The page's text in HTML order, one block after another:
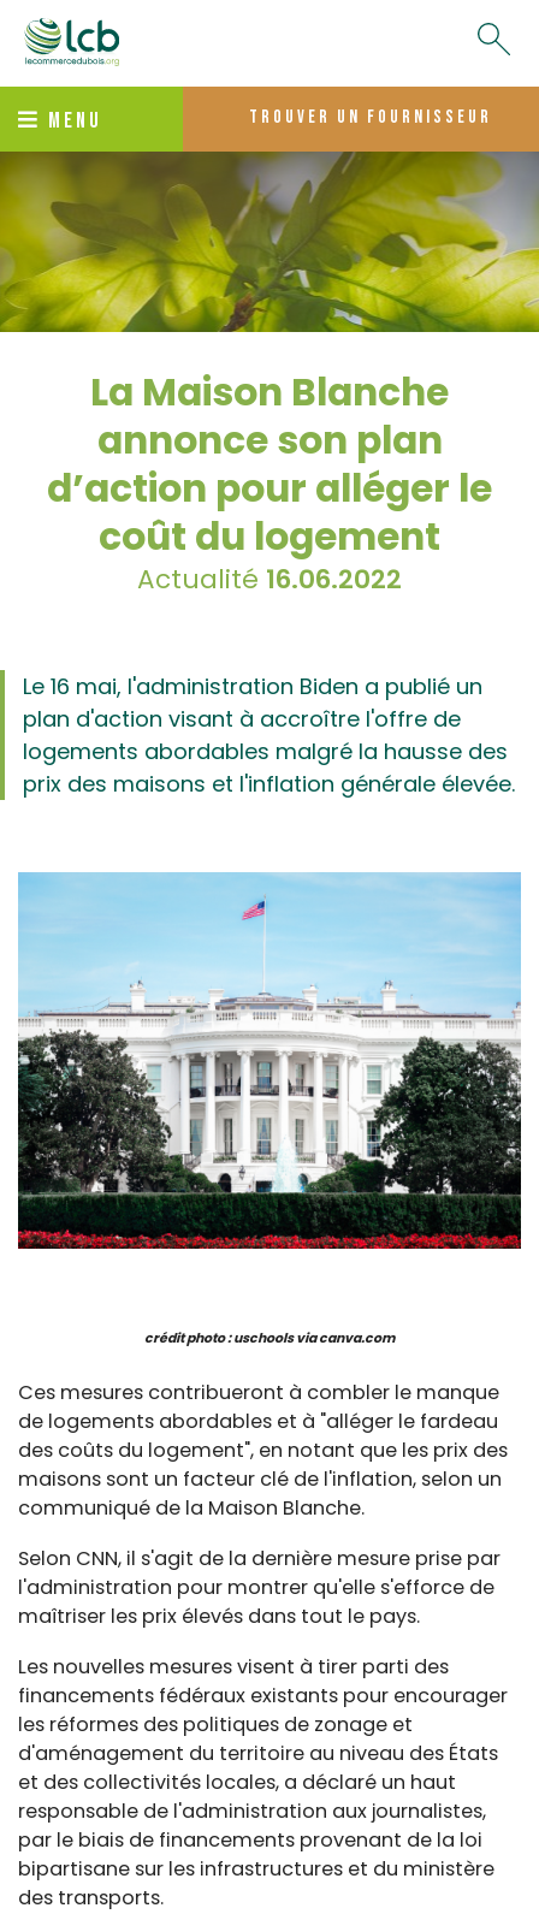
MENU trouver un fournisseur
La Maison Blanche
annonce son plan
d’action pour alléger le
coût du logement
Actualité 16.06.2022
Le 16 mai, l'administration Biden a publié un
plan d'action visant à accroître l'offre de
logements abordables malgré la hausse des
prix des maisons et l'inflation générale élevée.
crédit photo : uschools via canva.com
Ces mesures contribueront à combler le manque
de logements abordables et à "alléger le fardeau
des coûts du logement", en notant que les prix des
maisons sont un facteur clé de l'inflation, selon un
communiqué de la Maison Blanche.
Selon CNN, il s'agit de la dernière mesure prise par
l'administration pour montrer qu'elle s'efforce de
maîtriser les prix élevés dans tout le pays.
Les nouvelles mesures visent à tirer parti des
financements fédéraux existants pour encourager
les réformes des politiques de zonage et
d'aménagement du territoire au niveau des États
et des collectivités locales, a déclaré un haut
responsable de l'administration aux journalistes,
par le biais de financements provenant de la loi
bipartisane sur les infrastructures et du ministère
des transports.